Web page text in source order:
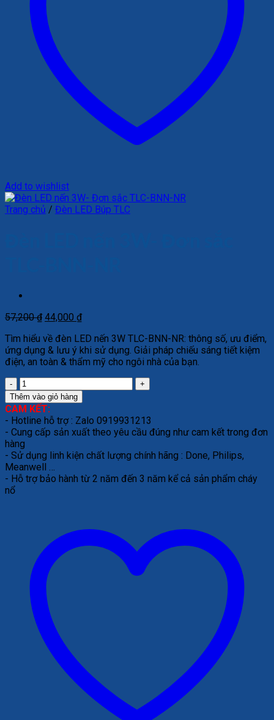
Add to wishlist
Trang chủ / Đèn LED Búp TLC
57,200₫ Giá
là:
57,200 ₫.
44,000 ₫Giá
tại
là:
44,000 ₫.
Tìm hiểu về đèn LED nến 3W TLC-BNN-NR: thông số, ưu điểm,
ứng dụng & lưu ý khi sử dụng. Giải pháp chiếu sáng tiết kiệm
điện, an toàn & thẩm mỹ cho ngôi nhà của bạn.
Đèn
LED
nến
3W-
Đơn
sắc
TLC-
BNN-
NR
Thêm vào giỏ hàng
CAM KẾT:
- Hotline hỗ trợ : Zalo 0919931213
- Cung cấp sản xuất theo yêu cầu đúng như cam kết trong đơn
hàng
- Sử dụng linh kiện chất lượng chính hãng : Done, Philips,
Meanwell …
- Hỗ trợ bảo hành từ 2 năm đến 3 năm kể cả sản phẩm cháy
nổ